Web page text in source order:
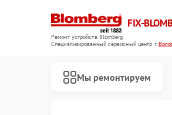
FIX-
Ремонт устройств Blomberg
Специализированный cервисный центр г.
Мы ремонтируем